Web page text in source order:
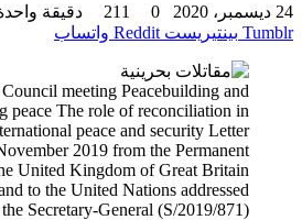
24 ديسمبر، 2020 0 دقيقة
Tumblr بينتيريست واتساب
meeting Peacebuilding and
peace The role of reconciliation in
peace and security Letter
2019 from the Permanent
United Kingdom of Great Britain
to the United Nations addressed
Secretary-General (S/2019/871)